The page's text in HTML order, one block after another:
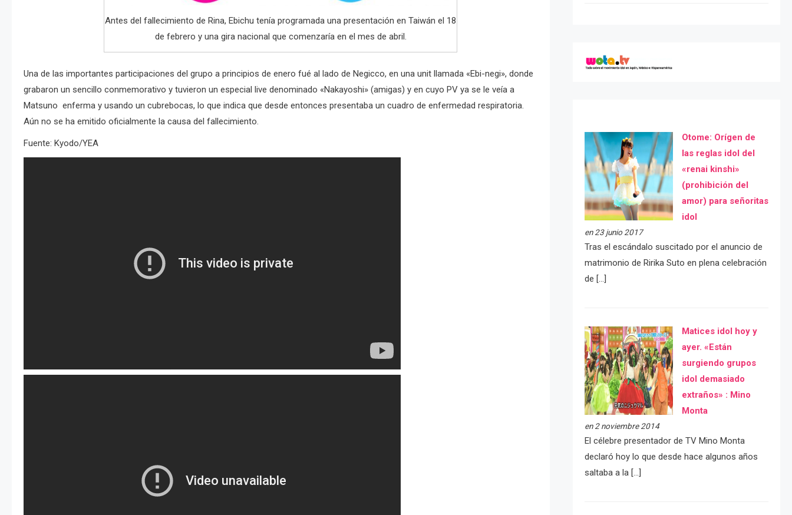
Antes del fallecimiento de Rina, Ebichu tenía programada una presentación en Taiwán el 18
de febrero y una gira nacional que comenzaría en el mes de abril.
Una de las importantes participaciones del grupo a principios de enero fué al lado de Negicco, en una unit llamada «Ebi-negi», donde
grabaron un sencillo conmemorativo y tuvieron un especial live denominado «Nakayoshi» (amigas) y en cuyo PV ya se le veía a
Matsuno enferma y usando un cubrebocas, lo que indica que desde entonces presentaba un cuadro de enfermedad respiratoria.
Aún no se ha emitido oficialmente la causa del fallecimiento.
Fuente: Kyodo/YEA
Otome: Orígen de
las reglas idol del
«renai kinshi»
(prohibición del
amor) para señoritas
idol
en 23 junio 2017
Tras el escándalo suscitado por el anuncio de
matrimonio de Ririka Suto en plena celebración
de […]
Matices idol hoy y
ayer. «Están
surgiendo grupos
idol demasiado
extraños» : Mino
Monta
en 2 noviembre 2014
El célebre presentador de TV Mino Monta
declaró hoy lo que desde hace algunos años
saltaba a la […]